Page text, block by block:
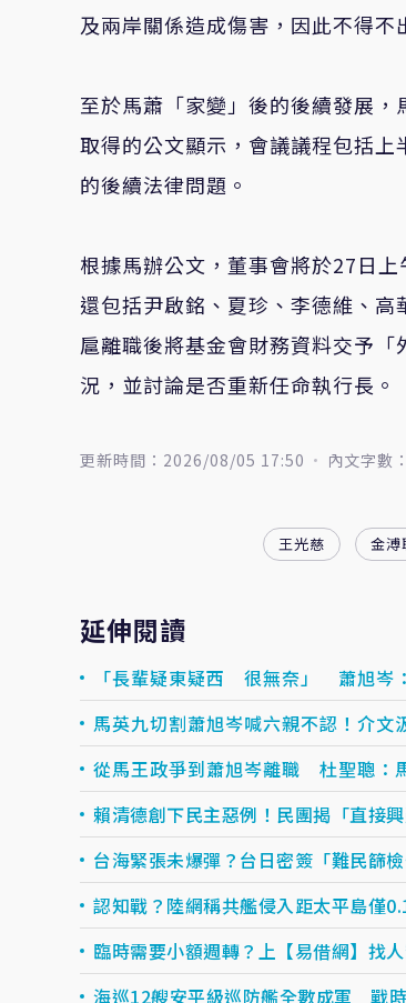
及兩岸關係造成傷害，因此不得
至於馬蕭「家變」後的後續發展，
取得的公文顯示，會議議程包括
的後續法律問題。
根據馬辦公文，董事會將於27日
還包括尹啟銘、夏珍、李德維、
扈離職後將基金會財務資料交予
況，並討論是否重新任命執行長。
更新時間：2026/08/05 17:50 內文字數
王光慈 金溥
延伸閱讀
「長輩疑東疑西 很無奈」 蕭旭岑
馬英九切割蕭旭岑喊六親不認！介文
從馬王政爭到蕭旭岑離職 杜聖聰：
賴清德創下民主惡例！民團揭「直接
台海緊張未爆彈？台日密簽「難民篩
認知戰？陸網稱共艦侵入距太平島僅
臨時需要小額週轉？上【易借網】找
海巡12艘安平級巡防艦全數成軍 戰